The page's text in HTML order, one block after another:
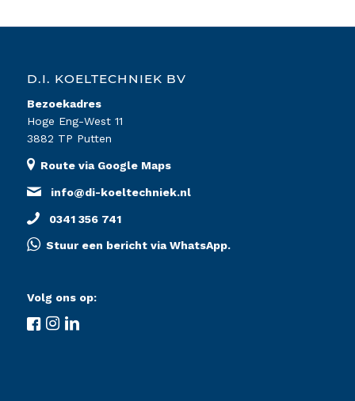
D.I. KOELTECHNIEK BV
Bezoekadres
Hoge Eng-West 11
3882 TP Putten
Route via Google Maps
info@di-koeltechniek.nl
0341 356 741
Stuur een bericht via WhatsApp.
Volg ons op: